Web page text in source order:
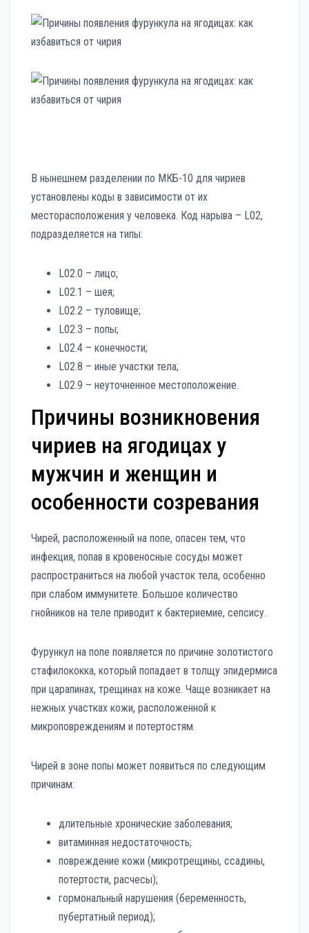
В нынешнем разделении по МКБ-10 для чириев
установлены коды в зависимости от их
месторасположения у человека. Код нарыва – L02,
подразделяется на типы:
L02.0 – лицо;
L02.1 – шея;
L02.2 – туловище;
L02.3 – попы;
L02.4 – конечности;
L02.8 – иные участки тела;
L02.9 – неуточненное местоположение.
Причины возникновения
чириев на ягодицах у
мужчин и женщин и
особенности созревания
Чирей, расположенный на попе, опасен тем, что
инфекция, попав в кровеносные сосуды может
распространиться на любой участок тела, особенно
при слабом иммунитете. Большое количество
гнойников на теле приводит к бактериемие, сепсису.
Фурункул на попе появляется по причине золотистого
стафилококка, который попадает в толщу эпидермиса
при царапинах, трещинах на коже. Чаще возникает на
нежных участках кожи, расположенной к
микроповреждениям и потертостям.
Чирей в зоне попы может появиться по следующим
причинам:
длительные хронические заболевания;
витаминная недостаточность;
повреждение кожи (микротрещины, ссадины,
потертости, расчесы);
гормональный нарушения (беременность,
пубертатный период);